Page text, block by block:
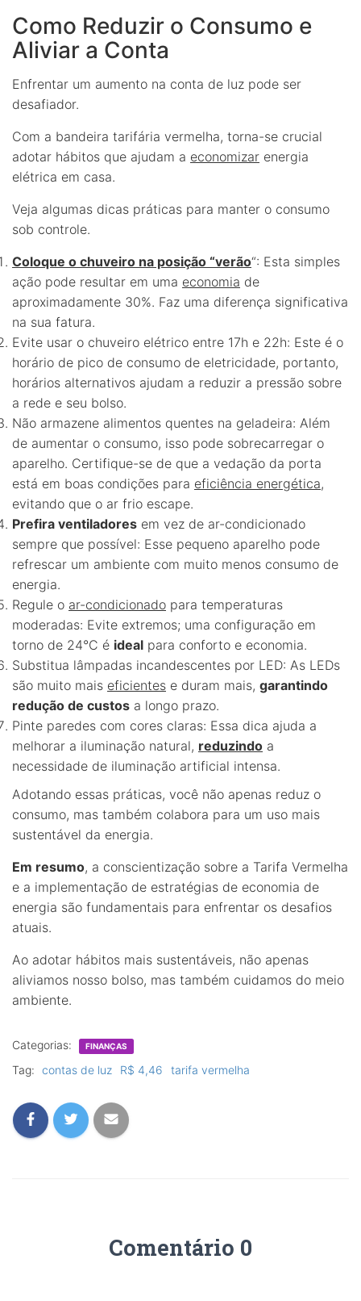
Como Reduzir o Consumo e
Aliviar a Conta
Enfrentar um aumento na conta de luz pode ser
desafiador.
Com a bandeira tarifária vermelha, torna-se crucial
adotar hábitos que ajudam a economizar energia
elétrica em casa.
Veja algumas dicas práticas para manter o consumo
sob controle.
Coloque o chuveiro na posição “verão“: Esta simples
ação pode resultar em uma economia de
aproximadamente 30%. Faz uma diferença significativa
na sua fatura.
Evite usar o chuveiro elétrico entre 17h e 22h: Este é o
horário de pico de consumo de eletricidade, portanto,
horários alternativos ajudam a reduzir a pressão sobre
a rede e seu bolso.
Não armazene alimentos quentes na geladeira: Além
de aumentar o consumo, isso pode sobrecarregar o
aparelho. Certifique-se de que a vedação da porta
está em boas condições para eficiência energética,
evitando que o ar frio escape.
Prefira ventiladores em vez de ar-condicionado
sempre que possível: Esse pequeno aparelho pode
refrescar um ambiente com muito menos consumo de
energia.
Regule o ar-condicionado para temperaturas
moderadas: Evite extremos; uma configuração em
torno de 24°C é ideal para conforto e economia.
Substitua lâmpadas incandescentes por LED: As LEDs
são muito mais eficientes e duram mais, garantindo
redução de custos a longo prazo.
Pinte paredes com cores claras: Essa dica ajuda a
melhorar a iluminação natural, reduzindo a
necessidade de iluminação artificial intensa.
Adotando essas práticas, você não apenas reduz o
consumo, mas também colabora para um uso mais
sustentável da energia.
Em resumo, a conscientização sobre a Tarifa Vermelha
e a implementação de estratégias de economia de
energia são fundamentais para enfrentar os desafios
atuais.
Ao adotar hábitos mais sustentáveis, não apenas
aliviamos nosso bolso, mas também cuidamos do meio
ambiente.
Categorias: FINANÇAS
Tag: contas de luz R$ 4,46 tarifa vermelha
Comentário 0